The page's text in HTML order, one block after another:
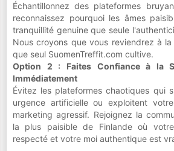
Échantillonnez des plateformes
reconnaissez pourquoi les âmes
tranquillité genuine que seule
Nous croyons que vous reviendrez à
que seul SuomenTreffit.com cultive.
Option 2 : Faites Confiance à la
Immédiatement
Évitez les plateformes chaotiques qui
urgence artificielle ou exploitent
marketing agressif. Rejoignez la
la plus paisible de Finlande où
respecté et votre moi authentique est